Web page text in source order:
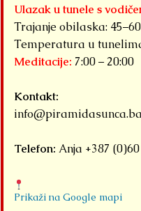
Ulazak u tunele s
Trajanje obilaska:
Temperatura u
Meditacije: 7:00 – 20:00
Kontakt:
info@piramidasunca.ba
Telefon: Anja +387
Prikaži na Google mapi